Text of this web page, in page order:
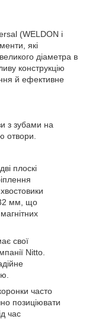
(WELDON і
які
діаметра в
конструкцію
й ефективне
з зубами на
отвори.
плоскі
мм, що
свої
Nitto.
часто
позиціювати
час